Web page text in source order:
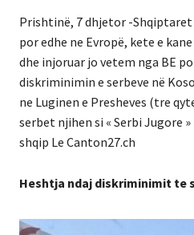
Prishtinë, 7 dhjetor -Shqiptaret
por edhe ne Evropë, kete e
dhe injoruar jo vetem nga BE
diskriminimin e serbeve në
ne Luginen e Presheves (tre
serbet njihen si « Serbi Jugore
shqip Le Canton27.ch
Heshtja ndaj diskriminimit te